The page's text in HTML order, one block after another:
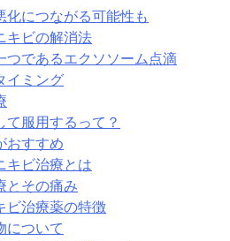
化につながる可能性も
キビの解消法
つであるエクソソーム点滴
イミング
て服用するって？
おすすめ
キビ治療とは
とその痛み
ビ治療薬の特徴
について